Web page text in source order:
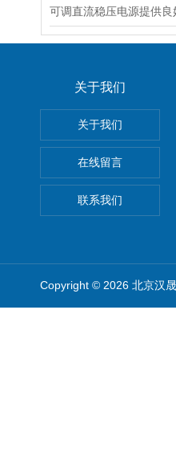
关于我们
关于我们
在线留言
联系我们
Copyright © 2026 北京汉